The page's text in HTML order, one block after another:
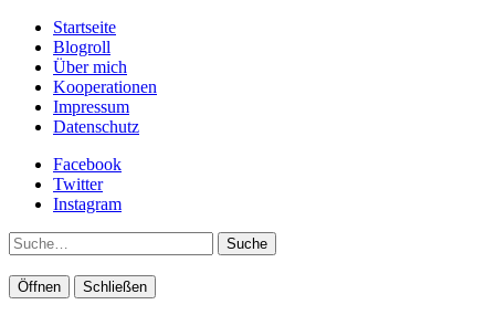
Startseite
Blogroll
Über mich
Kooperationen
Impressum
Datenschutz
Facebook
Twitter
Instagram
Suche
Öffnen Schließen